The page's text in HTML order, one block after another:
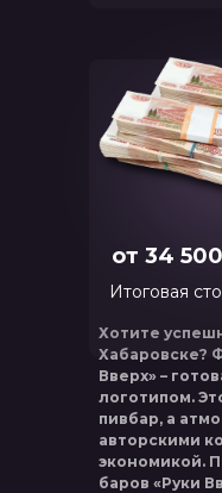
Хотите
Хабаровске?
Вверх» –
логотипом.
пивбар, а
авторскими
экономикой.
баров «Руки
Итоговая
от 34